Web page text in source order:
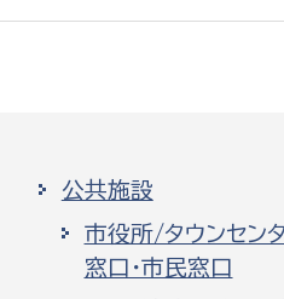
公共施設
市役所/タウンセン
窓口・市民窓口